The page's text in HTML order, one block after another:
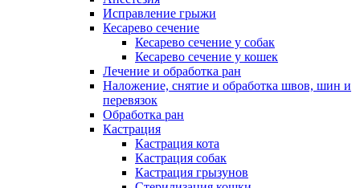
Исправление грыжи
Кесарево сечение
Кесарево сечение у собак
Кесарево сечение у кошек
Лечение и обработка ран
Наложение, снятие и обработка швов, шин и
перевязок
Обработка ран
Кастрация
Кастрация кота
Кастрация собак
Кастрация грызунов